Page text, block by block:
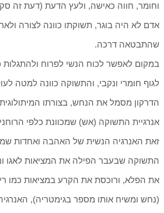
וחומר, חווה כאישה, ולעץ הדעת (דעת זה
אדם לא היה בוגר, תשוקתו כוונה לצורה
שהתבטאה דרכה.
במקום לאפשר לכוח הנשי לפרוח
לגוף חומרי ונקבי, והתשוקה כוונה למטה
הדרקון מסמל את הנחש, בצורתו
אנרגיית התשוקה (אש) שמכוונת כלפי
זאת האנרגיה הנשית של האהבה ואחדות
התשוקה שבעבר הפילה את המציאות לאגו
את הפלא, ורוכסת את הקרע במציאות כמו
(נחש ומשיח אותו מספר בגימטריה),